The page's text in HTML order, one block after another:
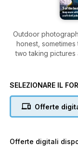
Outdoor
honest, sometimes
two taking pictures
are often calm
– without trying to
However, outdoor
Once you’ve
SELEZIONARE IL
Offerte
Offerte digitali